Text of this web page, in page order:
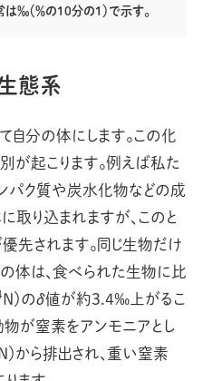
‰（％の10分の1）で示す。
態系
自分の体にします。この化
が起こります。例えば私た
パク質や炭水化物などの成
取り込まれますが、このと
優先されます。同じ生物だけ
体は、食べられた生物に比
N）のδ値が約3.4‰上がるこ
物が窒素をアンモニアとし
）から排出され、重い窒素